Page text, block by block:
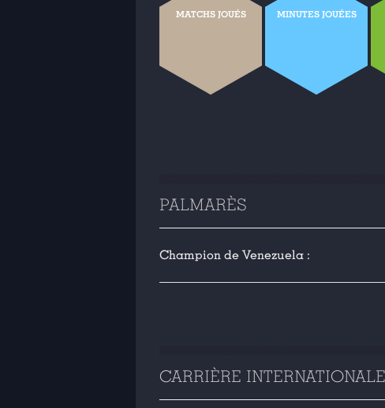
MATCHS JOUÉS MINUTES JOUÉES
PALMARÈS
Champion de Venezuela :
CARRIÈRE INTERNATIONALE